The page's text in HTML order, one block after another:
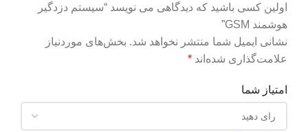
اولین کسی باشید که دیدگاهی می نویسد “سیستم دزدگیر
هوشمند GSM”
نشانی ایمیل شما منتشر نخواهد شد. بخش‌های موردنیاز
علامت‌گذاری شده‌اند *
امتیاز شما